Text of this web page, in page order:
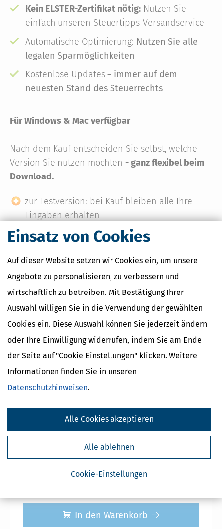
Einsatz von Cookies
Auf dieser Website setzen wir Cookies ein, um unsere
Angebote zu personalisieren, zu verbessern und
wirtschaftlich zu betreiben. Mit Bestätigung Ihrer
Auswahl willigen Sie in die Verwendung der gewählten
Cookies ein. Diese Auswahl können Sie jederzeit ändern
oder Ihre Einwilligung widerrufen, indem Sie am Ende
der Seite auf "Cookie Einstellungen" klicken. Weitere
Informationen finden Sie in unseren
Datenschutzhinweisen.
Cookie-Einstellungen
Alle ablehnen
Alle Cookies akzeptieren
Kein ELSTER-Zertifikat nötig: Nutzen Sie
einfach unseren Steuertipps-Versandservice
Automatische Optimierung: Nutzen Sie alle
legalen Sparmöglichkeiten
Kostenlose Updates– immer auf dem
neuesten Stand des Steuerrechts
Für Windows & Mac verfügbar
Nach dem Kauf entscheiden Sie selbst, welche
Version Sie nutzen möchten - ganz flexibel beim
Download.
zur Testversion: bei Kauf bleiben alle Ihre
Eingaben erhalten
Wie möchten Sie Ihre Software erhalten?
Download
Freischaltcode und Software sofort als Download
Inkl. digitalem Handbuch und Steuerratgeber
Erhältlich als Sofort Download
Unser Topseller
günstiger!
35,95 €* 41,95 €*
Jederzeit formlos kündbares Abonnement
Mit Online-Updates für Steueränderungen 202
In den Warenkorb